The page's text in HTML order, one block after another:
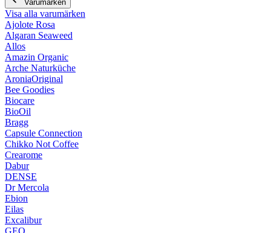
Varumärken
Visa alla varumärken
Ajolote Rosa
Algaran Seaweed
Allos
Amazin Organic
Arche Naturküche
AroniaOriginal
Bee Goodies
Biocare
BioOil
Bragg
Capsule Connection
Chikko Not Coffee
Crearome
Dabur
DENSE
Dr Mercola
Ebion
Eilas
Excalibur
GEO